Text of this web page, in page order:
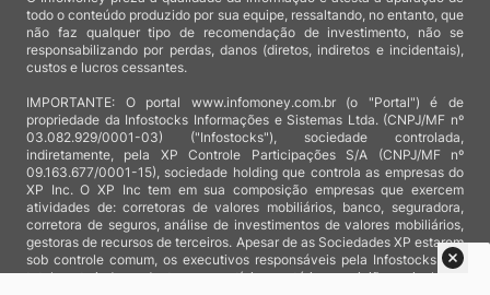
todo o conteúdo produzido por sua equipe, ressaltando, no entanto, que
não faz qualquer tipo de recomendação de investimento, não se
responsabilizando por perdas, danos (diretos, indiretos e incidentais),
custos e lucros cessantes.
IMPORTANTE: O portal www.infomoney.com.br (o "Portal") é de
propriedade da Infostocks Informações e Sistemas Ltda. (CNPJ/MF nº
03.082.929/0001-03) ("Infostocks"), sociedade controlada,
indiretamente, pela XP Controle Participações S/A (CNPJ/MF nº
09.163.677/0001-15), sociedade holding que controla as empresas do
XP Inc. O XP Inc tem em sua composição empresas que exercem
atividades de: corretoras de valores mobiliários, banco, seguradora,
corretora de seguros, análise de investimentos de valores mobiliários,
gestoras de recursos de terceiros. Apesar de as Sociedades XP estarem
sob controle comum, os executivos responsáveis pela Infostocks são
totalmente independentes e as notícias, matérias e opiniões veiculadas